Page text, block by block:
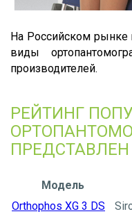
На Российском рынке
виды
производителей.
РЕЙТИНГ
Модель
Orthophos XG 3 DS